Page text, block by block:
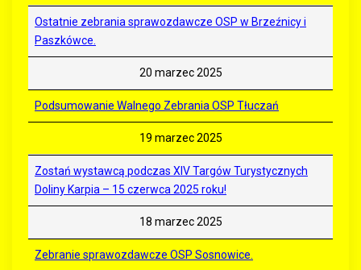
Ostatnie zebrania sprawozdawcze OSP w Brzeźnicy i
Paszkówce.
20 marzec 2025
Podsumowanie Walnego Zebrania OSP Tłuczań
19 marzec 2025
Zostań wystawcą podczas XIV Targów Turystycznych
Doliny Karpia – 15 czerwca 2025 roku!
18 marzec 2025
Zebranie sprawozdawcze OSP Sosnowice.